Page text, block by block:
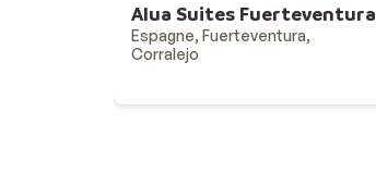
Alua Suites Fuerteventura
Espagne, Fuerteventura,
Corralejo